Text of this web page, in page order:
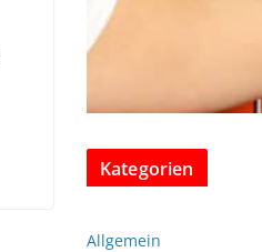
Kategorien
Allgemein